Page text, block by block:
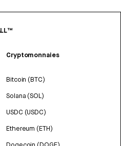
Cryptomonnaies
Bitcoin (BTC)
Solana (SOL)
USDC (USDC)
Ethereum (ETH)